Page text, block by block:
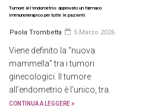
Tumore all’endometrio: approvato un farmaco
immunoterapico per tutte le pazienti
Paola Trombetta 5 Marzo 2026
Viene definito la “nuova
mammella” tra i tumori
ginecologici. Il tumore
all’endometrio è l’unico, tra.
CONTINUA A LEGGERE